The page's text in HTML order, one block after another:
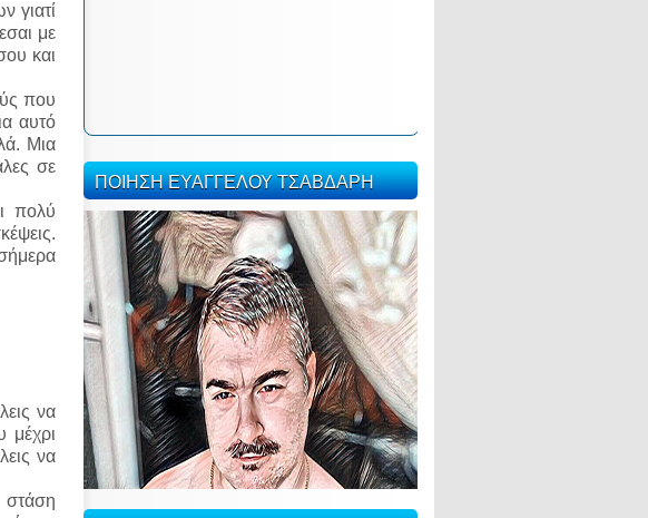
γιατί
με
και
που
αυτό
Μια
σε
πολύ
να
μέχρι
να
στάση
ΠΟΙΗΣΗ ΕΥΑΓΓΕΛΟΥ ΤΣΑΒΔΑΡΗ